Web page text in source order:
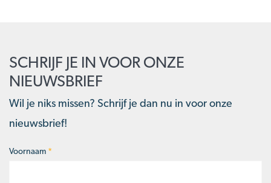
SCHRIJF JE IN VOOR ONZE
NIEUWSBRIEF
Wil je niks missen? Schrijf je dan nu in voor onze
nieuwsbrief!
Naam*
Voornaam *